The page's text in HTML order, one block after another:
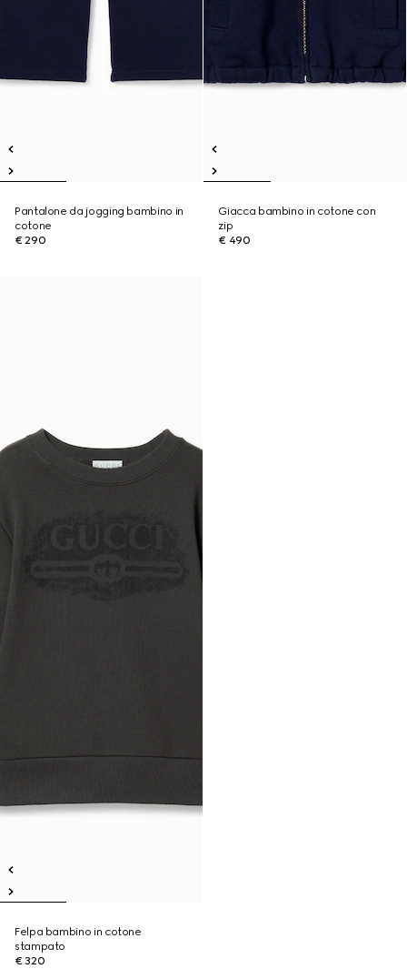
Pantalone da jogging bambino in
cotone
€ 290
Giacca bambino in cotone con
zip
€ 490
Felpa bambino in cotone
stampato
€ 320